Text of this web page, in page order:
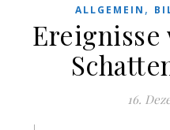
ALLGEMEIN ,
16.